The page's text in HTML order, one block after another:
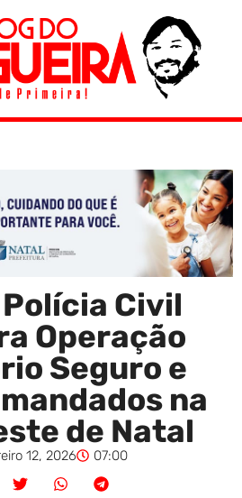
Civil
Operação
Seguro e
na
de Natal
12, 2026 07:00